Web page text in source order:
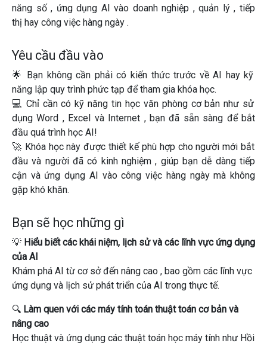
năng số, ứng dụng AI vào doanh nghiệp ,quản lý,tiếp
thị hay công việc hàng ngày .
Yêu cầu đầu vào
🌟 Bạn không cần phải có kiến ​​thức trước về AI haykỹ
năng lập quy trình phức tạp để tham gia khóa học.
💻 Chỉ cần có kỹ năng tin học văn phòng cơ bản như sử
dụngWord , Excel và Internet , bạn đã sẵn sàng để bắt
đầu quá trình học AI!
🚀 Khóa học này được thiết kế phù hợp chongười mới bắt
đầu và người đã có kinh nghiệm , giúp bạn dễ dàng tiếp
cận và ứng dụng AI vào công việc hàng ngày mà không
gặp khó khăn.
Bạn sẽ học những gì
💡 Hiểu biết các khái niệm, lịch sử và các lĩnh vực ứng dụng
của AI
Khám phá AI từ cơ sở đến nâng cao , bao gồm các lĩnh vực
ứng dụng và lịch sử phát triển của AI trong thực tế.
🔍 Làm quen với các máy tính toán thuật toán cơ bản và
nâng cao
Học thuật và ứng dụng các thuật toán học máy tính như Hồi